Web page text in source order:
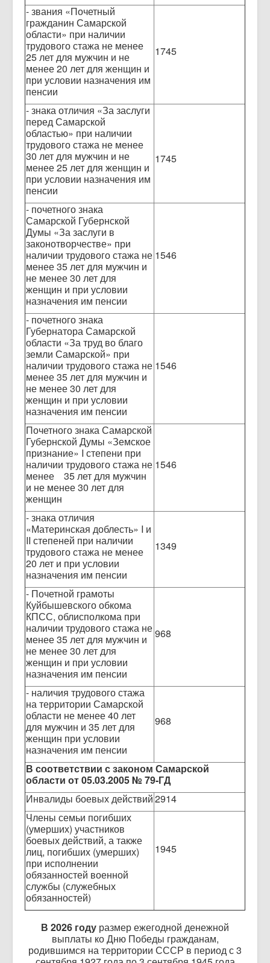
- звания «Почетный
гражданин Самарской
области» при наличии
трудового стажа не менее
25 лет для мужчин и не
менее 20 лет для женщин и
при условии назначения им
пенсии
1745
- знака отличия «За заслуги
перед Самарской
областью» при наличии
трудового стажа не менее
30 лет для мужчин и не
менее 25 лет для женщин и
при условии назначения им
пенсии
1745
- почетного знака
Самарской Губернской
Думы «За заслуги в
законотворчестве» при
наличии трудового стажа не
менее 35 лет для мужчин и
не менее 30 лет для
женщин и при условии
назначения им пенсии
1546
- почетного знака
Губернатора Самарской
области «За труд во благо
земли Самарской» при
наличии трудового стажа не
менее 35 лет для мужчин и
не менее 30 лет для
женщин и при условии
назначения им пенсии
1546
Почетного знака Самарской
Губернской Думы «Земское
признание» I степени при
наличии трудового стажа не
менее 35 лет для мужчин
и не менее 30 лет для
женщин
1546
- знака отличия
«Материнская доблесть» I и
II степеней при наличии
трудового стажа не менее
20 лет и при условии
назначения им пенсии
1349
- Почетной грамоты
Куйбышевского обкома
КПСС, облисполкома при
наличии трудового стажа не
менее 35 лет для мужчин и
не менее 30 лет для
женщин и при условии
назначения им пенсии
968
- наличия трудового стажа
на территории Самарской
области не менее 40 лет
для мужчин и 35 лет для
женщин при условии
назначения им пенсии
968
В соответствии сзаконом Самарской
области от 05.03.2005 № 79-ГД
Инвалиды боевых действий2914
Члены семьи погибших
(умерших) участников
боевых действий, а также
лиц, погибших (умерших)
при исполнении
обязанностей военной
службы (служебных
обязанностей)
1945
В 2026 году размер ежегодной денежной
выплаты ко Дню Победы гражданам,
родившимся на территории СССР в период с 3